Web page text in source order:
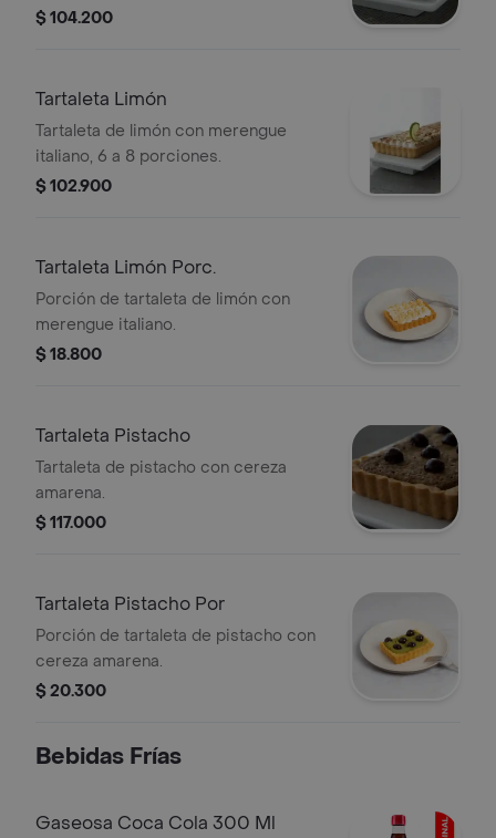
Rinde de 6 a 8 porciones.
$ 104.200
Tartaleta Limón
Tartaleta de limón con merengue
italiano, 6 a 8 porciones.
$ 102.900
Tartaleta Limón Porc.
Porción de tartaleta de limón con
merengue italiano.
$ 18.800
Tartaleta Pistacho
Tartaleta de pistacho con cereza
amarena.
$ 117.000
Tartaleta Pistacho Por
Porción de tartaleta de pistacho con
cereza amarena.
$ 20.300
Bebidas Frías
Gaseosa Coca Cola 300 Ml